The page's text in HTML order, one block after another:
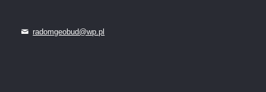
radomgeobud@wp.pl